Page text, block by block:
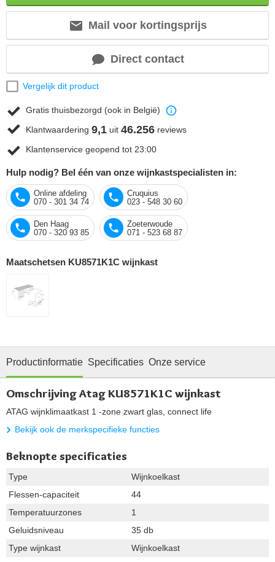
Mail voor kortingsprijs
Direct contact
Vergelijk dit product
Gratis thuisbezorgd (ook in België)
Klantwaardering 9,1 uit 46.256 reviews
Klantenservice geopend tot 23:00
Hulp nodig? Bel één van onze wijnkastspecialisten in:
Online afdeling
070 - 301 34 74
Cruquius
023 - 548 30 60
Den Haag
070 - 320 93 85
Zoeterwoude
071 - 523 68 87
Maatschetsen KU8571K1C wijnkast
Productinformatie Specificaties Onze service
Omschrijving Atag KU8571K1C wijnkast
ATAG wijnklimaatkast 1 -zone zwart glas, connect life
Bekijk ook de merkspecifieke functies
Beknopte specificaties
Type
Wijnkoelkast
Flessen-capaciteit
44
Temperatuurzones
1
Geluidsniveau
35 db
Type wijnkast
Wijnkoelkast